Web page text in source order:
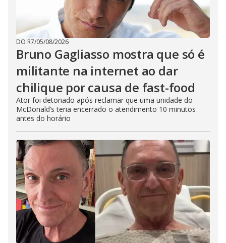
DO R7/05/08/2026
Bruno Gagliasso mostra que só é
militante na internet ao dar
chilique por causa de fast-food
Ator foi detonado após reclamar que uma unidade do
McDonald’s teria encerrado o atendimento 10 minutos
antes do horário